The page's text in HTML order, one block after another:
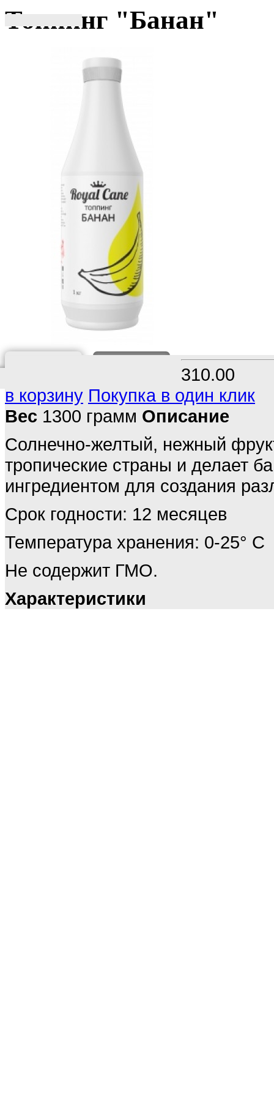
Топпинг "Банан"
310.00
в корзину Покупка в один клик
Вес 1300 грамм Описание
Солнечно-желтый, нежный
тропические страны и делает
ингредиентом для создания
Срок годности: 12 месяцев
Температура хранения: 0-25° С
Не содержит ГМО.
Характеристики